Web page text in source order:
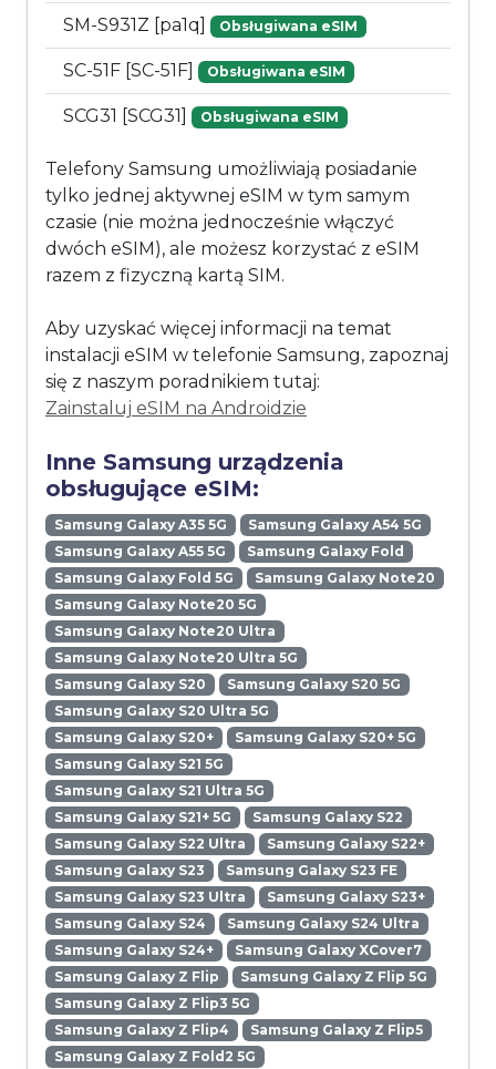
SM-S931Z [pa1q] Obsługiwana eSIM
SC-51F [SC-51F] Obsługiwana eSIM
SCG31 [SCG31] Obsługiwana eSIM
Telefony Samsung umożliwiają posiadanie
tylko jednej aktywnej eSIM w tym samym
czasie (nie można jednocześnie włączyć
dwóch eSIM), ale możesz korzystać z eSIM
razem z fizyczną kartą SIM.
Aby uzyskać więcej informacji na temat
instalacji eSIM w telefonie Samsung, zapoznaj
się z naszym poradnikiem tutaj:
Zainstaluj eSIM na Androidzie
Inne Samsung urządzenia
obsługujące eSIM:
Samsung Galaxy A35 5G
Samsung Galaxy A54 5G
Samsung Galaxy A55 5G
Samsung Galaxy Fold
Samsung Galaxy Fold 5G
Samsung Galaxy Note20
Samsung Galaxy Note20 5G
Samsung Galaxy Note20 Ultra
Samsung Galaxy Note20 Ultra 5G
Samsung Galaxy S20
Samsung Galaxy S20 5G
Samsung Galaxy S20 Ultra 5G
Samsung Galaxy S20+
Samsung Galaxy S20+ 5G
Samsung Galaxy S21 5G
Samsung Galaxy S21 Ultra 5G
Samsung Galaxy S21+ 5G
Samsung Galaxy S22
Samsung Galaxy S22 Ultra
Samsung Galaxy S22+
Samsung Galaxy S23
Samsung Galaxy S23 FE
Samsung Galaxy S23 Ultra
Samsung Galaxy S23+
Samsung Galaxy S24
Samsung Galaxy S24 Ultra
Samsung Galaxy S24+
Samsung Galaxy XCover7
Samsung Galaxy Z Flip
Samsung Galaxy Z Flip 5G
Samsung Galaxy Z Flip3 5G
Samsung Galaxy Z Flip4
Samsung Galaxy Z Flip5
Samsung Galaxy Z Fold2 5G